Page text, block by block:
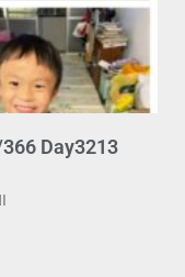
Day3213